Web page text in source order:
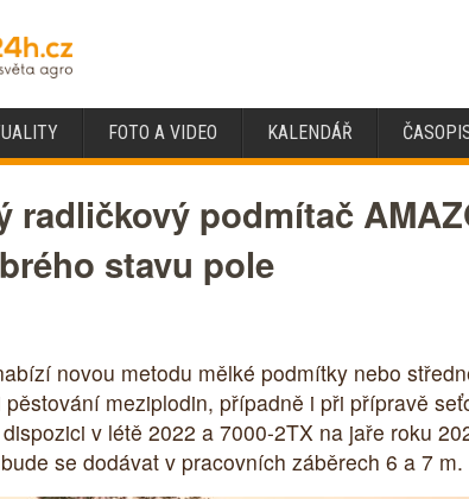
FOTO A VIDEO KALENDÁŘ
radličkový podmítač
stavu pole
novou metodu mělké podmítky nebo
meziplodin, případně i při přípravě
v létě 2022 a 7000-2TX na jaře roku
se dodávat v pracovních záběrech 6 a 7 m.